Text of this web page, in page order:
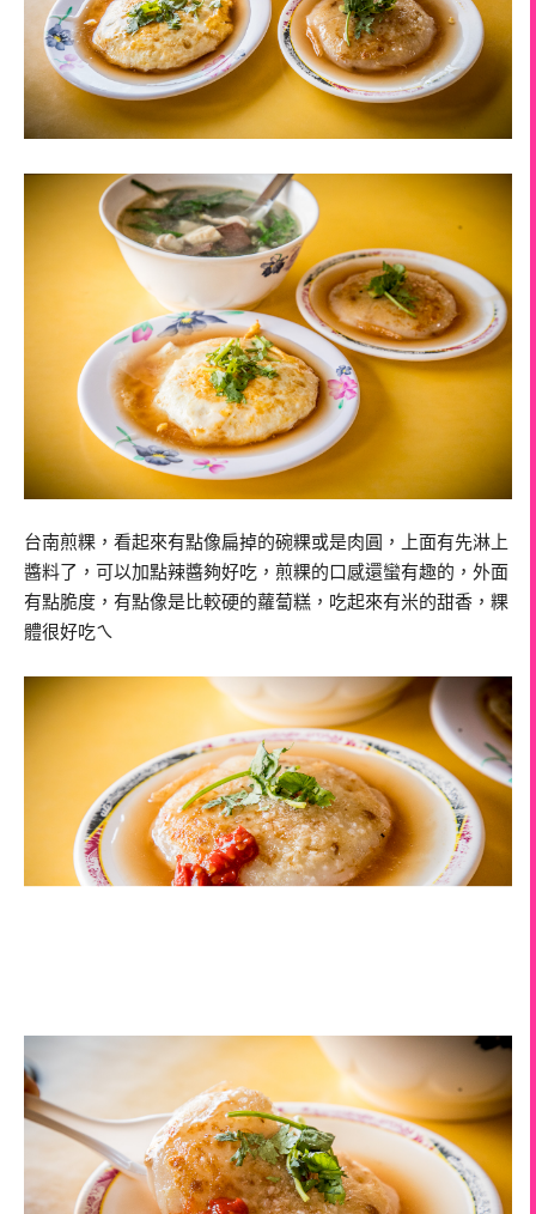
台南煎粿，看起來有點像扁掉的碗粿或是肉圓，上面有先淋上
醬料了，可以加點辣醬夠好吃，煎粿的口感還蠻有趣的，外面
有點脆度，有點像是比較硬的蘿蔔糕，吃起來有米的甜香，粿
體很好吃ㄟ